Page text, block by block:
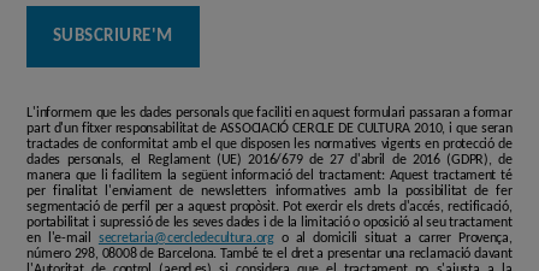
L'informem que les dades personals que faciliti en aquest formulari passaran a formar
part d'un fitxer responsabilitat de ASSOCIACIÓ CERCLE DE CULTURA 2010, i que seran
tractades de conformitat amb el que disposen les normatives vigents en protecció de
dades personals, el Reglament (UE) 2016/679 de 27 d'abril de 2016 (GDPR), de
manera que li facilitem la següent informació del tractament: Aquest tractament té
per finalitat l'enviament de newsletters informatives amb la possibilitat de fer
segmentació de perfil per a aquest propòsit. Pot exercir els drets d'accés, rectificació,
portabilitat i supressió de les seves dades i de la limitació o oposició al seu tractament
en l'e-mail secretaria@cercledecultura.orgo al domicili situat a carrer Provença,
número 298, 08008 de Barcelona. També te el dret a presentar una reclamació davant